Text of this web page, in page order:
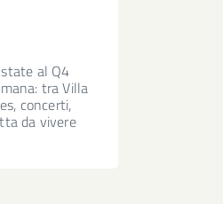
al Q4
tra Villa
concerti,
da vivere